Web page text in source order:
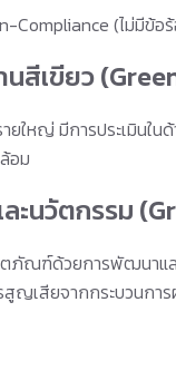
Compliance (ไม่มีข้อ
นสีเขียว
ยใหญ่ มีการประเมินใ
อม
นวัตกรรม
ภัณฑ์ด้วยการพัฒนาแล
สูญเสียจากกระบวนกา